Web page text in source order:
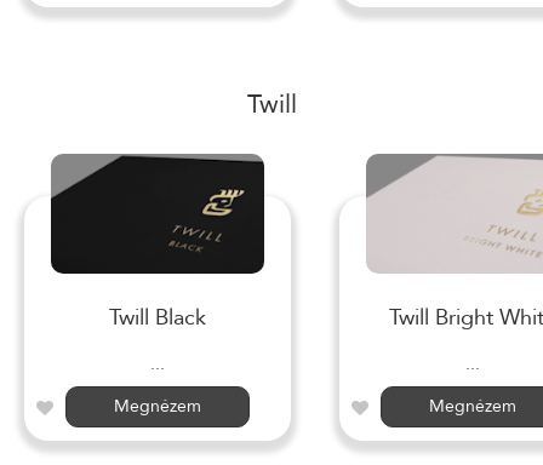
Twill
Twill Black
...
Megnézem
Twill Bright
...
Megnézem